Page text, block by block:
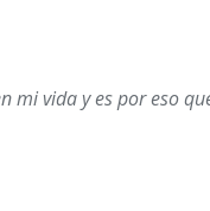
mi vida y es por eso